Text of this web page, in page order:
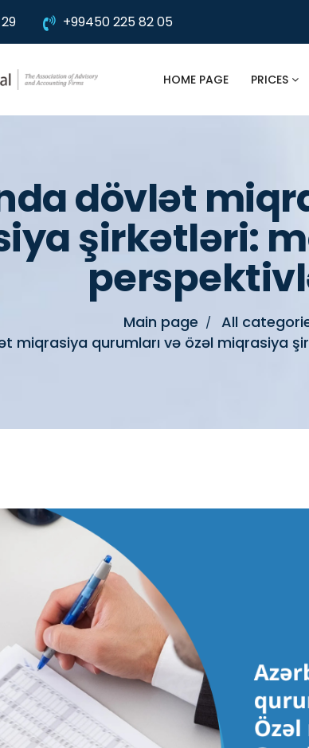
+99450 225 82 05
HOME PAGE PRICES
dövlət
şirkətləri:
Main page
All
miqrasiya qurumları və özəl miqrasiya